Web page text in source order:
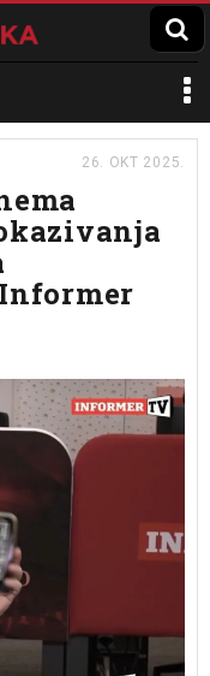
26. OKT 2025.